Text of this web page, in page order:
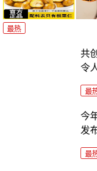
最热
共
令
最
今
发
最